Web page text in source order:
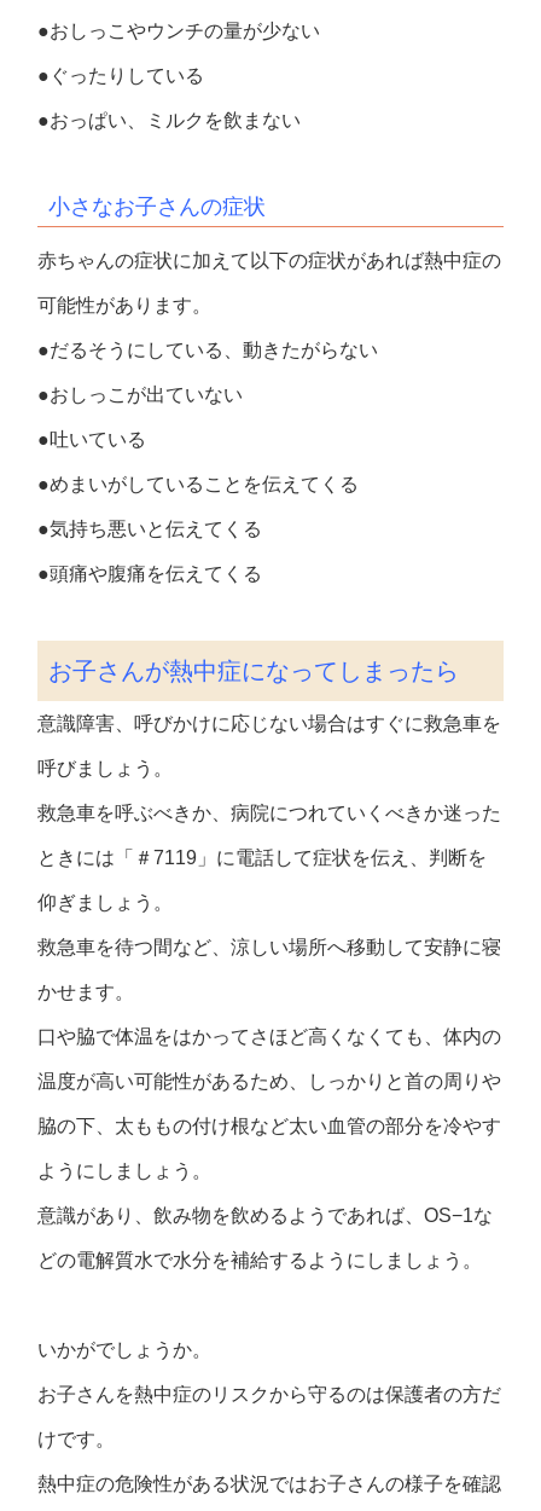
●おしっこやウンチの量が少ない
●ぐったりしている
●おっぱい、ミルクを飲まない
小さなお子さんの症状
赤ちゃんの症状に加えて以下の症状があれば熱中症の
可能性があります。
●だるそうにしている、動きたがらない
●おしっこが出ていない
●吐いている
●めまいがしていることを伝えてくる
●気持ち悪いと伝えてくる
●頭痛や腹痛を伝えてくる
お子さんが熱中症になってしまったら
意識障害、呼びかけに応じない場合はすぐに救急車を
呼びましょう。
救急車を呼ぶべきか、病院につれていくべきか迷った
ときには「＃7119」に電話して症状を伝え、判断を
仰ぎましょう。
救急車を待つ間など、涼しい場所へ移動して安静に寝
かせます。
口や脇で体温をはかってさほど高くなくても、体内の
温度が高い可能性があるため、しっかりと首の周りや
脇の下、太ももの付け根など太い血管の部分を冷やす
ようにしましょう。
意識があり、飲み物を飲めるようであれば、OS−1な
どの電解質水で水分を補給するようにしましょう。
いかがでしょうか。
お子さんを熱中症のリスクから守るのは保護者の方だ
けです。
熱中症の危険性がある状況ではお子さんの様子を確認